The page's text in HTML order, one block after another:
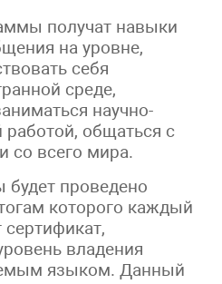
получат навыки
на уровне,
себя
среде,
научно-
работой, общаться с
со всего мира.
проведено
которого каждый
владения
языком. Данный